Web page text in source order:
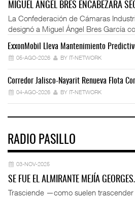
MIGUEL ÁNGEL BRES ENCABEZARÁ
La Confederación de Cámaras
designó a Miguel Ángel Bres García
ExxonMobil Lleva Mantenimiento
05-AGO-2026 BY IT-NETWORK
Corredor Jalisco-Nayarit Renueva Flota
04-AGO-2026 BY IT-NETWORK
RADIO PASILLO
03-NOV-2025
SE FUE EL ALMIRANTE MEJÍA
Trasciende —como suelen trascender